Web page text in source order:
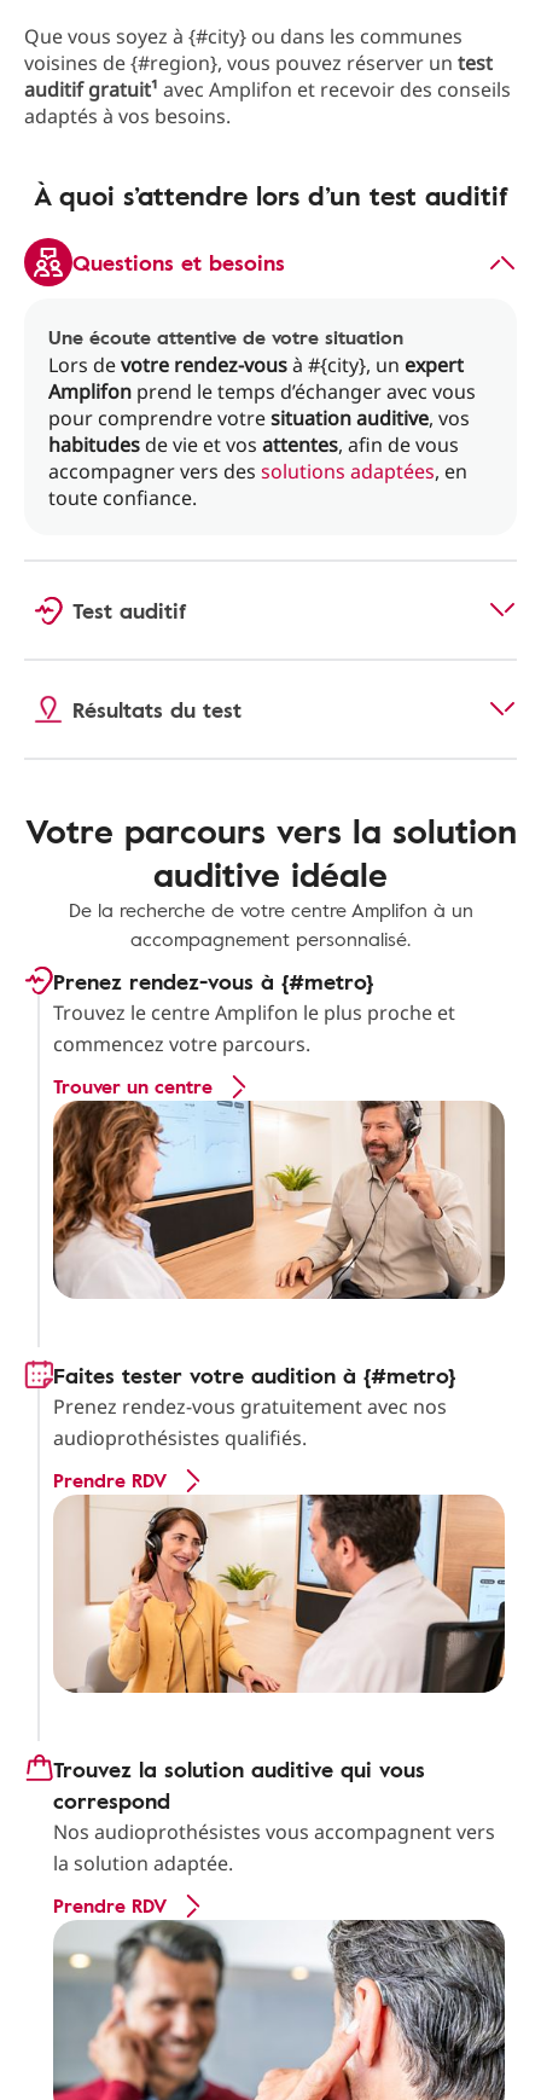
Que vous soyez à {#city} ou dans les communes
voisines de {#region}, vous pouvez réserver un test
auditif gratuit¹ avec Amplifon et recevoir des conseils
adaptés à vos besoins.
À quoi s’attendre lors d’un test auditif
Questions et besoins
Une écoute attentive de votre situation
Lors devotre rendez-vousà #{city}, un expert
Amplifon prend le temps d’échanger avec vous
pour comprendre votresituation auditive, vos
habitudesde vie et vos attentes, afin de vous
accompagner vers des solutions adaptées, en
toute confiance.
Test auditif
Résultats du test
Votre parcours vers la solution
auditive idéale
De la recherche de votre centre Amplifon à un
accompagnement personnalisé.
Prenez rendez-vous à {#metro}
Trouvez le centre Amplifon le plus proche et
commencez votre parcours.
Trouver un centre
Faites tester votre audition à {#metro}
Prenez rendez-vous gratuitement avec nos
audioprothésistes qualifiés.
Prendre RDV
Trouvez la solution auditive qui vous
correspond
Nos audioprothésistes vous accompagnent vers
la solution adaptée.
Prendre RDV